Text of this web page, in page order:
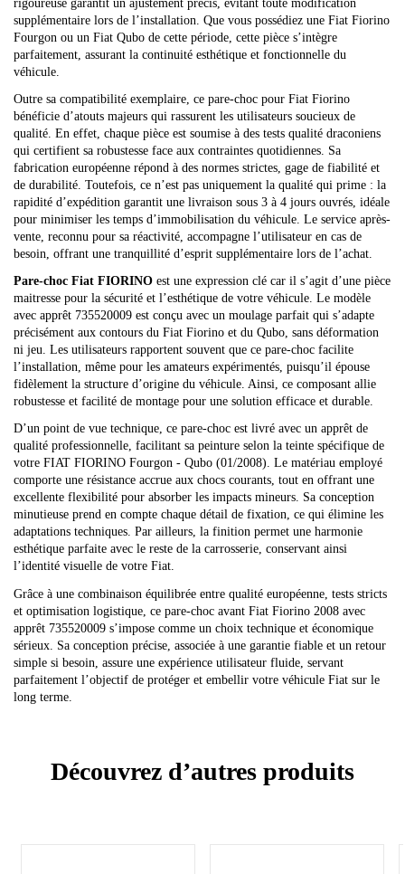
rigoureuse garantit un ajustement précis, évitant toute modification
supplémentaire lors de l’installation. Que vous possédiez une Fiat Fiorino
Fourgon ou un Fiat Qubo de cette période, cette pièce s’intègre
parfaitement, assurant la continuité esthétique et fonctionnelle du
véhicule.
Outre sa compatibilité exemplaire, ce pare-choc pour Fiat Fiorino
bénéficie d’atouts majeurs qui rassurent les utilisateurs soucieux de
qualité. En effet, chaque pièce est soumise à des tests qualité draconiens
qui certifient sa robustesse face aux contraintes quotidiennes. Sa
fabrication européenne répond à des normes strictes, gage de fiabilité et
de durabilité. Toutefois, ce n’est pas uniquement la qualité qui prime : la
rapidité d’expédition garantit une livraison sous 3 à 4 jours ouvrés, idéale
pour minimiser les temps d’immobilisation du véhicule. Le service après-
vente, reconnu pour sa réactivité, accompagne l’utilisateur en cas de
besoin, offrant une tranquillité d’esprit supplémentaire lors de l’achat.
Pare-choc Fiat FIORINO est une expression clé car il s’agit d’une pièce
maitresse pour la sécurité et l’esthétique de votre véhicule. Le modèle
avec apprêt 735520009 est conçu avec un moulage parfait qui s’adapte
précisément aux contours du Fiat Fiorino et du Qubo, sans déformation
ni jeu. Les utilisateurs rapportent souvent que ce pare-choc facilite
l’installation, même pour les amateurs expérimentés, puisqu’il épouse
fidèlement la structure d’origine du véhicule. Ainsi, ce composant allie
robustesse et facilité de montage pour une solution efficace et durable.
D’un point de vue technique, ce pare-choc est livré avec un apprêt de
qualité professionnelle, facilitant sa peinture selon la teinte spécifique de
votre FIAT FIORINO Fourgon - Qubo (01/2008). Le matériau employé
comporte une résistance accrue aux chocs courants, tout en offrant une
excellente flexibilité pour absorber les impacts mineurs. Sa conception
minutieuse prend en compte chaque détail de fixation, ce qui élimine les
adaptations techniques. Par ailleurs, la finition permet une harmonie
esthétique parfaite avec le reste de la carrosserie, conservant ainsi
l’identité visuelle de votre Fiat.
Grâce à une combinaison équilibrée entre qualité européenne, tests stricts
et optimisation logistique, ce pare-choc avant Fiat Fiorino 2008 avec
apprêt 735520009 s’impose comme un choix technique et économique
sérieux. Sa conception précise, associée à une garantie fiable et un retour
simple si besoin, assure une expérience utilisateur fluide, servant
parfaitement l’objectif de protéger et embellir votre véhicule Fiat sur le
long terme.
Découvrez d’autres produits